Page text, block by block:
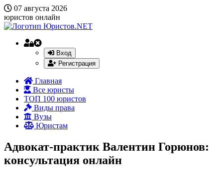
07 августа 2026
юристов онлайн
Вход
Регистрация
Главная
Все юристы
ТОП 100 юристов
Виды права
Вузы
Юристам
Адвокат-практик Валентин Горюнов:
консультация онлайн